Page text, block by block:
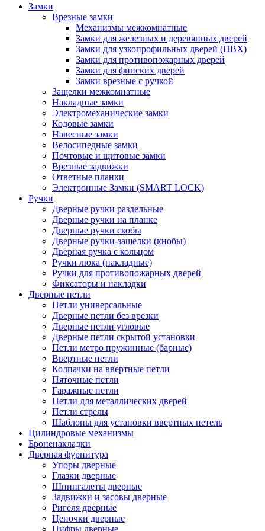
Замки
Врезные замки
Механизмы межкомнатные
Замки для железных и деревянных дверей
Замки для узкопрофильных дверей (ПВХ)
Замки для противопожарных дверей
Замки для финских дверей
Замки врезные с ручкой
Защелки межкомнатные
Накладные замки
Электромеханические замки
Кодовые замки
Навесные замки
Велосипедные замки
Почтовые и щитовые замки
Врезные задвижки
Ответные планки
Электронные Замки (SMART LOCK)
Ручки
Дверные ручки раздельные
Дверные ручки на планке
Дверные ручки скобы
Дверные ручки-защелки (кнобы)
Дверная ручка с кольцом
Ручки люка (накладные)
Ручки для противопожарных дверей
Фиксаторы и накладки
Дверные петли
Петли универсальные
Дверные петли без врезки
Дверные петли угловые
Дверные петли скрытой установки
Петли метро пружинные (барные)
Ввертные петли
Колпачки на ввертные петли
Пяточные петли
Гаражные петли
Петли для металлических дверей
Петли стрелы
Шаблоны для установки ввертных петель
Цилиндровые механизмы
Броненакладки
Дверная фурнитура
Упоры дверные
Глазки дверные
Шпингалеты дверные
Задвижки и засовы дверные
Ригеля дверные
Цепочки дверные
Цифры дверные